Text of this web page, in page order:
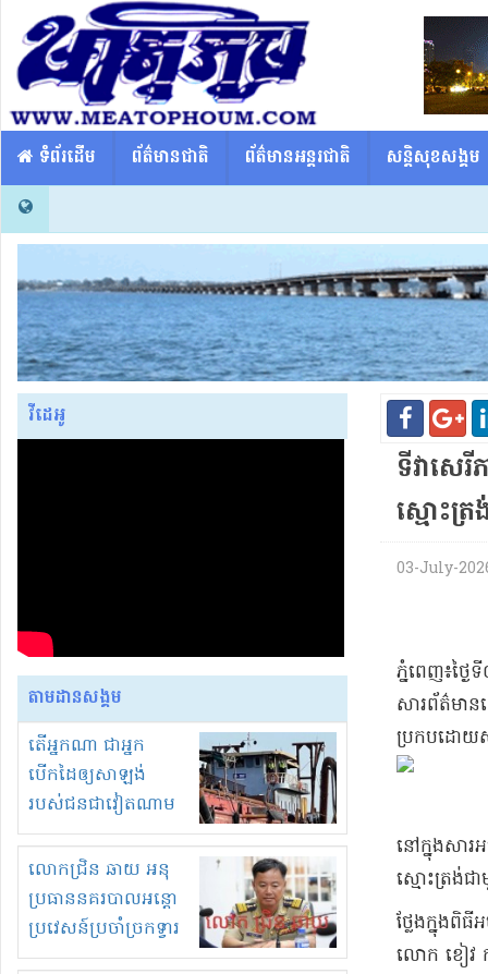
​​ ទំព័រដើម ព័ត៌មានជាតិ ព័ត៌មានអន្តរជាតិ សន្តិសុខសង្គម
វីដេអូ
តាមដានសង្គម
តើអ្នកណា ជាអ្នក
បើកដៃឲ្យសាឡង់
របស់ជនជាវៀតណាម
ចូល មកខុស
ច្បាប់លួចបូមខ្សាច់នៅ
ក្នុងប្រទេសកម្ពុជា
លោកជ្រិន ឆាយ អនុ
ប្រធាននគរបាលអន្តោ
ប្រវេសន៍ប្រចាំច្រកទ្វារ
ព្រំដែនភ្នំឌិន និងឈ្មួញ
ទី​វា​សេ
ស្មោះត្រ
03-July-
ភ្នំពេញ​៖​ថ្ង
សារព័ត៌​មាន
ប្រកបដោយ​ស
នៅក្នុង​សារ​
ស្មោះត្រង់​ជ
ថ្លែង​ក្នុង​
លោក ខៀវ ក